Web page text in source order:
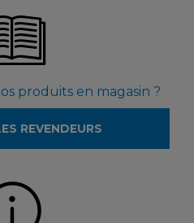
produits en magasin ?
REVENDEURS